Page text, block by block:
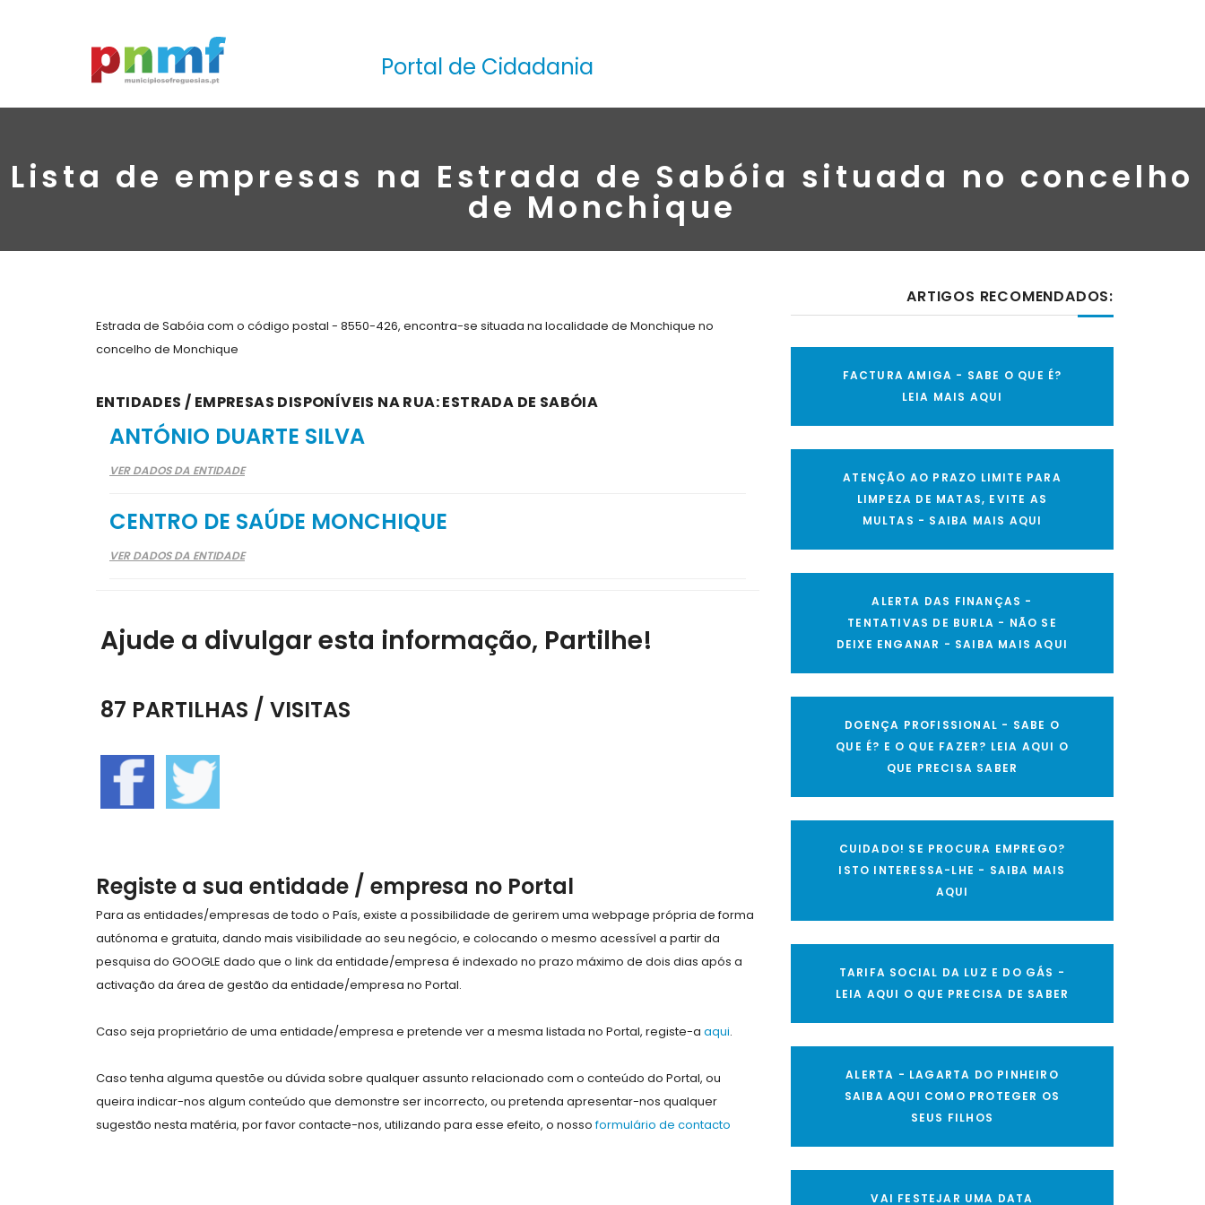
Portal de Cidadania
Lista de empresas na Estrada de Sabóia situada no concelho
de Monchique
Estrada de Sabóia com o código postal - 8550-426, encontra-se situada na localidade de Monchique no
concelho de Monchique
ENTIDADES / EMPRESAS DISPONÍVEIS NA RUA: ESTRADA DE SABÓIA
ANTÓNIO DUARTE SILVA
VER DADOS DA ENTIDADE
CENTRO DE SAÚDE MONCHIQUE
VER DADOS DA ENTIDADE
Ajude a divulgar esta informação, Partilhe!
87 PARTILHAS / VISITAS
Registe a sua entidade / empresa no Portal
Para as entidades/empresas de todo o País, existe a possibilidade de gerirem uma webpage própria de forma
autónoma e gratuita, dando mais visibilidade ao seu negócio, e colocando o mesmo acessível a partir da
pesquisa do GOOGLE dado que o link da entidade/empresa é indexado no prazo máximo de dois dias após a
activação da área de gestão da entidade/empresa no Portal.
Caso seja proprietário de uma entidade/empresa e pretende ver a mesma listada no Portal, registe-a aqui.
Caso tenha alguma questõe ou dúvida sobre qualquer assunto relacionado com o conteúdo do Portal, ou
queira indicar-nos algum conteúdo que demonstre ser incorrecto, ou pretenda apresentar-nos qualquer
sugestão nesta matéria, por favor contacte-nos, utilizando para esse efeito, o nossoformulário de contacto
ARTIGOS RECOMENDADOS:
FACTURA AMIGA - SABE O QUE É?
LEIA MAIS AQUI
ATENÇÃO AO PRAZO LIMITE PARA
LIMPEZA DE MATAS, EVITE AS
MULTAS - SAIBA MAIS AQUI
ALERTA DAS FINANÇAS -
TENTATIVAS DE BURLA - NÃO SE
DEIXE ENGANAR - SAIBA MAIS AQUI
DOENÇA PROFISSIONAL - SABE O
QUE É? E O QUE FAZER? LEIA AQUI O
QUE PRECISA SABER
CUIDADO! SE PROCURA EMPREGO?
ISTO INTERESSA-LHE - SAIBA MAIS
AQUI
TARIFA SOCIAL DA LUZ E DO GÁS -
LEIA AQUI O QUE PRECISA DE SABER
ALERTA - LAGARTA DO PINHEIRO
SAIBA AQUI COMO PROTEGER OS
SEUS FILHOS
VAI FESTEJAR UMA DATA